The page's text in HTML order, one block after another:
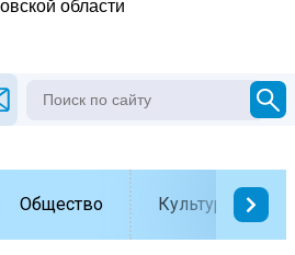
Общество Культура